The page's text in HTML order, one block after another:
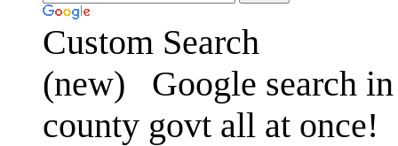
Custom Search
(new)
Google search
county govt all at once!